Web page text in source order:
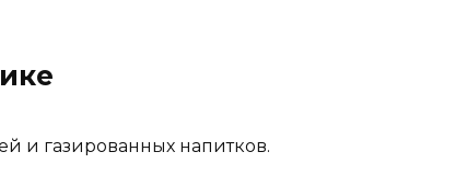
и газированных напитков.